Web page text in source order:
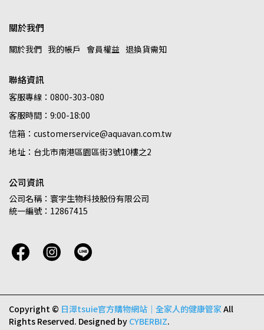
關於我們
關於我們 我的帳戶 會員權益 退換貨需知
聯絡資訊
客服專線：0800-303-080
客服時間：9:00-18:00
信箱：customerservice@aquavan.com.tw
地址：台北市南港區園區街3號10樓之2
公司資訊
公司名稱：寰宇生物科技股份有限公司
統一編號：12867415
Copyright © 日濢tsuie官方購物網站｜全家人的健康管家All
Rights Reserved. Designed by CYBERBIZ.